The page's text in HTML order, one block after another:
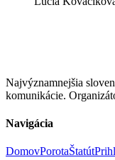
Najvýznamnejšia
komunikácie.
Navigácia
DomovPorotaŠtatút